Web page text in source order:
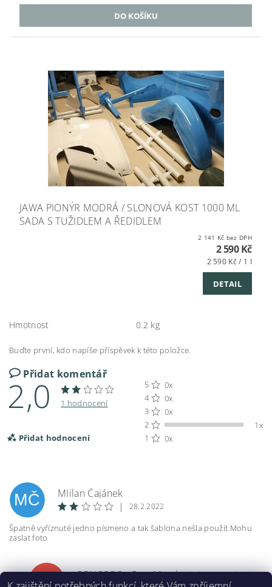
JAWA PIONÝR MODRÁ / SLONOVÁ KOST 1000 ML
SADA S TUŽIDLEM A ŘEDIDLEM
2 141 Kč bez DPH
2 590 Kč
2 590 Kč / 1 l
DETAIL
Hmotnost 0.2 kg
Buďte první, kdo napíše příspěvek k této položce.
Přidat komentář
2,0 1 hodnocení
Přidat hodnocení
5
0x
4
0x
3
0x
2
1x
1
0x
MČ
MIilan Čajánek
|
28.2.2022
Špatně vyříznuté jedno písmeno a tak šablona nešla použít.Mohu
zaslat foto
R RENOPRO - Petr Matula(Administrátor)